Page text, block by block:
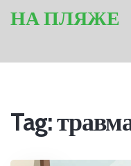
НА ПЛЯЖЕ
Tag: